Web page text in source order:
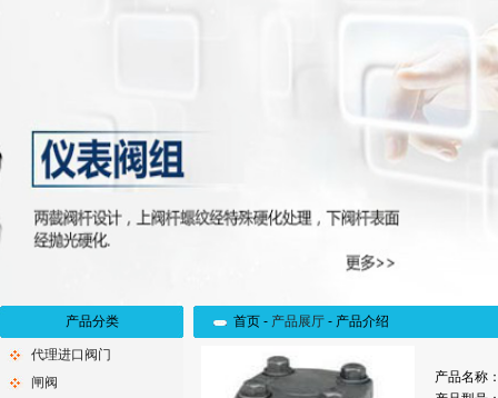
产品分类
代理进口阀门
闸阀
首页 - 产品展厅 - 产品介绍
产品名称